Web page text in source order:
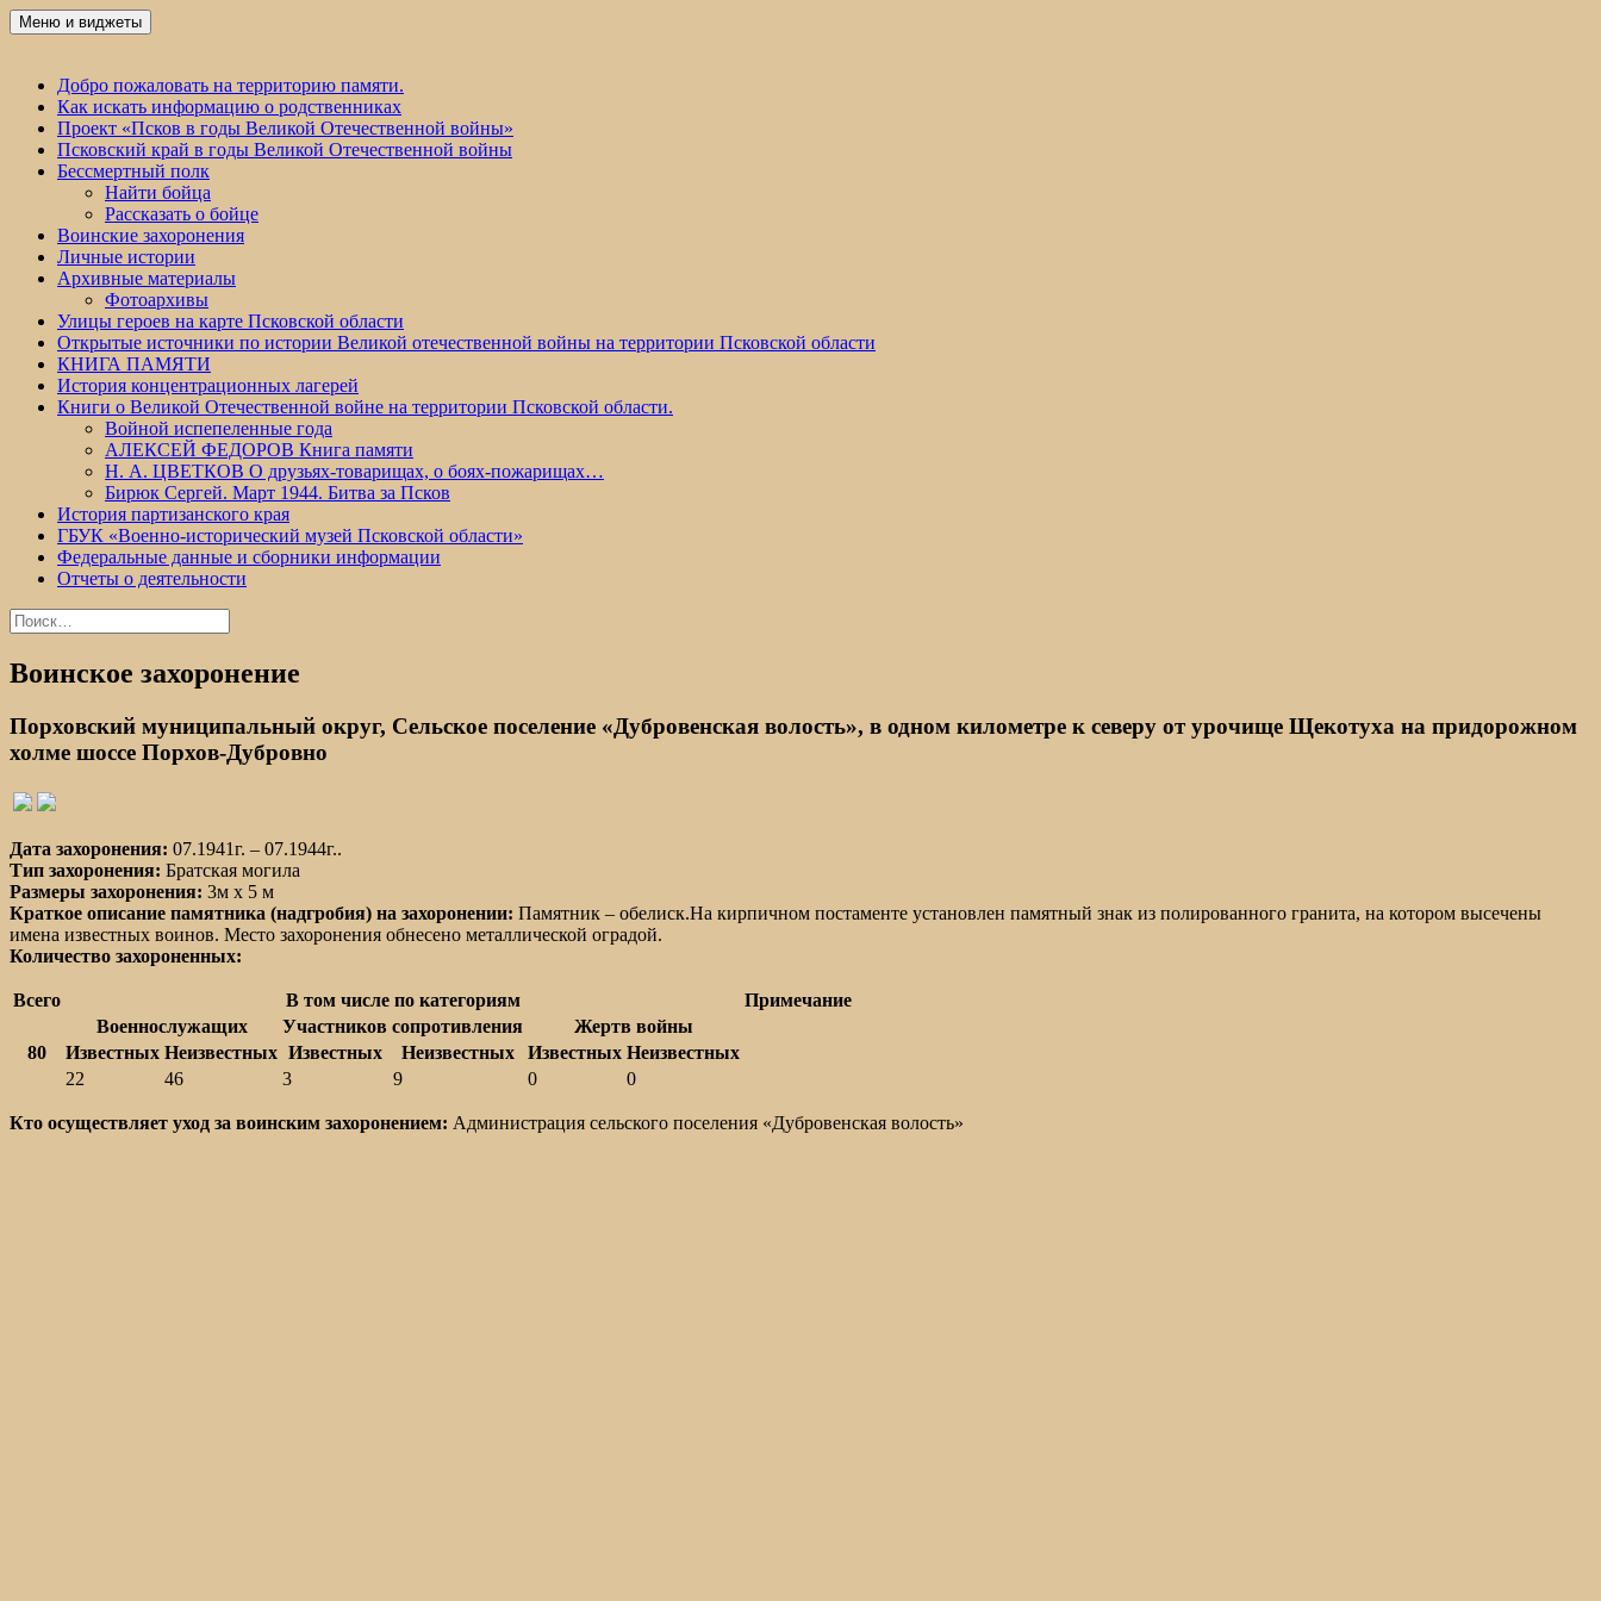
Перейти
к
Победа 60
Меню и виджеты
Добро пожаловать на территорию памяти.
Как искать информацию о родственниках
Проект «Псков в годы Великой Отечественной войны»
Псковский край в годы Великой Отечественной войны
Бессмертный полк
Найти бойца
Рассказать о бойце
Воинские захоронения
Личные истории
Архивные материалы
Фотоархивы
Улицы героев на карте Псковской области
Открытые источники по истории Великой отечественной войны на территории Псковской области
КНИГА ПАМЯТИ
История концентрационных лагерей
Книги о Великой Отечественной войне на территории Псковской области.
Войной испепеленные года
АЛЕКСЕЙ ФЕДОРОВ Книга памяти
Н. А. ЦВЕТКОВ О друзьях-товарищах, о боях-пожарищах…
Бирюк Сергей. Март 1944. Битва за Псков
История партизанского края
ГБУК «Военно-исторический музей Псковской области»
Федеральные данные и сборники информации
Отчеты о деятельности
Найти:
Воинское захоронение
Порховский муниципальный округ, Сельское поселение «Дубровенская волость», в одном километре к северу от урочище Щекотуха на придорожном
холме шоссе Порхов-Дубровно
Дата захоронения: 07.1941г. – 07.1944г..
Тип захоронения: Братская могила
Размеры захоронения: 3м х 5 м
Краткое описание памятника (надгробия) на захоронении: Памятник – обелиск.На кирпичном постаменте установлен памятный знак из полированного гранита, на котором высечены
имена известных воинов. Место захоронения обнесено металлической оградой.
Количество захороненных:
Всего В том числе по категориям Примечание
80
Военнослужащих Участников сопротивления
Жертв войны
Известных Неизвестных Известных Неизвестных Известных Неизвестных
22
46 3 9 0 0
Кто осуществляет уход за воинским захоронением: Администрация сельского поселения «Дубровенская волость»